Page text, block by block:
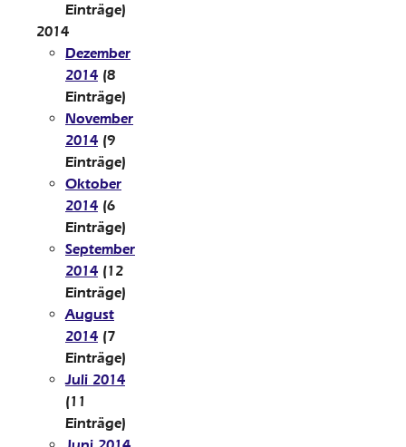
Einträge)
2014
Dezember
2014 (8
Einträge)
November
2014 (9
Einträge)
Oktober
2014 (6
Einträge)
September
2014 (12
Einträge)
August
2014 (7
Einträge)
Juli 2014
(11
Einträge)